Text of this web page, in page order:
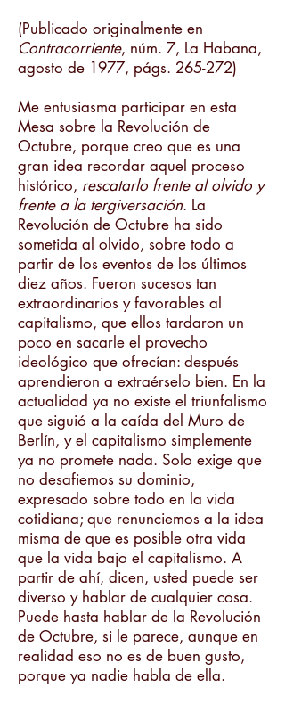
(Publicado originalmente en
Contracorriente, núm. 7, La Habana,
agosto de 1977, págs. 265-272)
Me entusiasma participar en esta
Mesa sobre la Revolución de
Octubre, porque creo que es una
gran idea recordar aquel proceso
histórico, rescatarlo frente al olvido y
frente a la tergiversación. La
Revolución de Octubre ha sido
sometida al olvido, sobre todo a
partir de los eventos de los últimos
diez años. Fueron sucesos tan
extraordinarios y favorables al
capitalismo, que ellos tardaron un
poco en sacarle el provecho
ideológico que ofrecían: después
aprendieron a extraérselo bien. En la
actualidad ya no existe el triunfalismo
que siguió a la caída del Muro de
Berlín, y el capitalismo simplemente
ya no promete nada. Solo exige que
no desafiemos su dominio,
expresado sobre todo en la vida
cotidiana; que renunciemos a la idea
misma de que es posible otra vida
que la vida bajo el capitalismo. A
partir de ahí, dicen, usted puede ser
diverso y hablar de cualquier cosa.
Puede hasta hablar de la Revolución
de Octubre, si le parece, aunque en
realidad eso no es de buen gusto,
porque ya nadie habla de ella.